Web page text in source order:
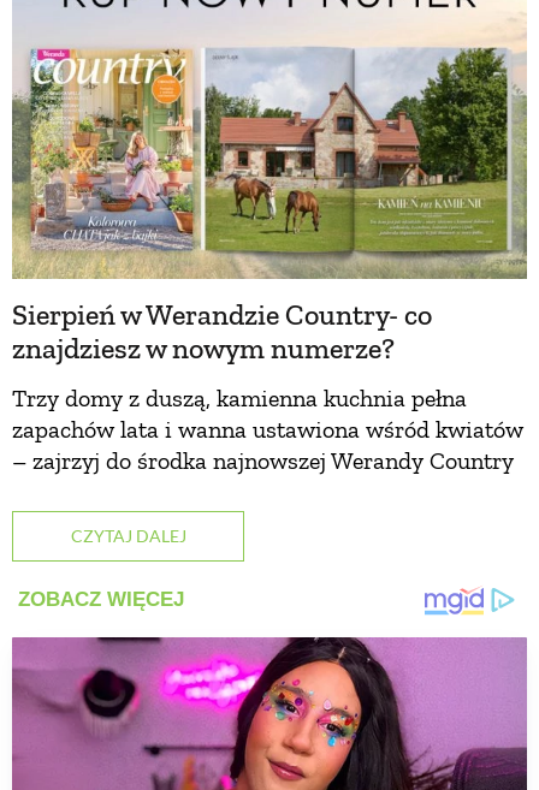
Sierpień w Werandzie Country- co
znajdziesz w nowym numerze?
Trzy domy z duszą, kamienna kuchnia pełna
zapachów lata i wanna ustawiona wśród kwiatów
– zajrzyj do środka najnowszej Werandy Country
CZYTAJ DALEJ